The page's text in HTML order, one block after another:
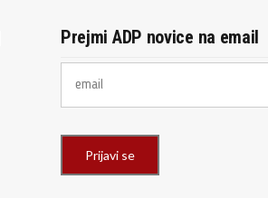
Prejmi ADP novice na email